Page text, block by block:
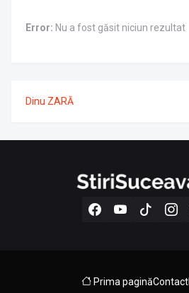
Error: Nu a fost găsit niciun rezultat
Dinu ZARĂ
Prima paginăContact